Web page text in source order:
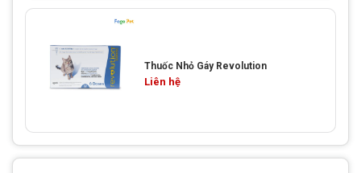
Thuốc Nhỏ Gáy Revolution
Liên hệ